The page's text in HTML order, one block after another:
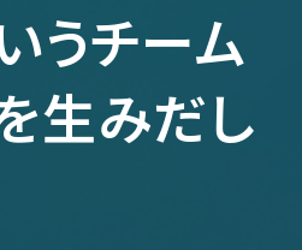
うチーム
生みだし